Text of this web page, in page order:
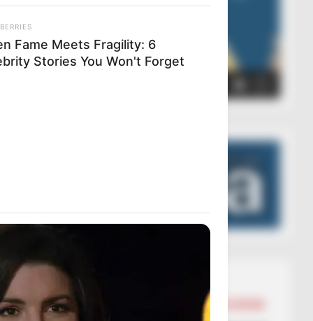
Lajmet më të lexuara
BOTA STATIKE
Fame Meets Fragility: 6
Stories You Won't Forget